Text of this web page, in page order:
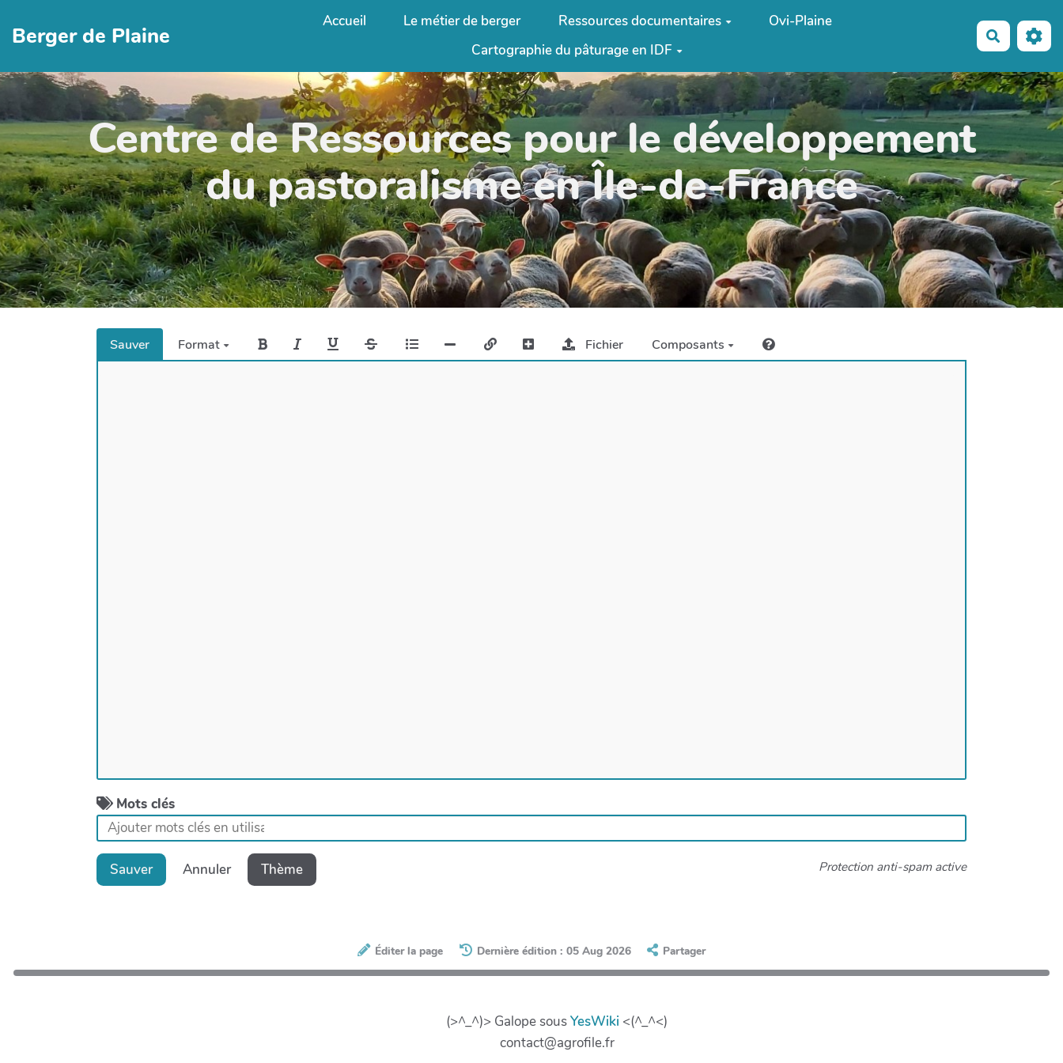
Berger de Plaine
Accueil Le métier de berger Ressources documentaires
Ovi-Plaine
Cartographie du pâturage en IDF
Centre de Ressources pour le développement
du pastoralisme en Île-de-France
Sauver Format Fichier Composants
Mots clés
Sauver Annuler Thème Protection anti-spam active
Éditer la page Dernière édition : 05 Aug 2026 Partager
(>^_^)> Galope sousYesWiki <(^_^<)
contact@agrofile.fr